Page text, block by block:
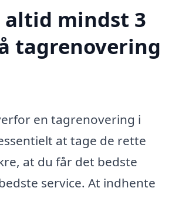
mindst 3
tagrenovering
en tagrenovering i
at tage de rette
at du får det bedste
service. At indhente